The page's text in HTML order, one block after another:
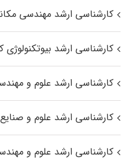
کارشناسی ارشد مهندسی
کارشناسی ارشد بیوتکنولوژی
کارشناسی ارشد علوم و
کارشناسی ارشد علوم و
کارشناسی ارشد علوم و